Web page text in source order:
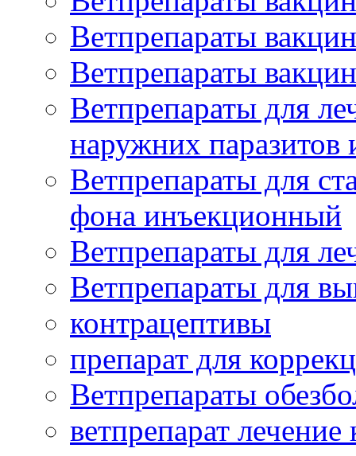
Ветпрепараты
Ветпрепараты
Ветпрепараты для
наружних
Ветпрепараты для
фона инъекционный
Ветпрепараты для
Ветпрепараты для
контрацептивы
препарат для
Ветпрепараты
ветпрепарат